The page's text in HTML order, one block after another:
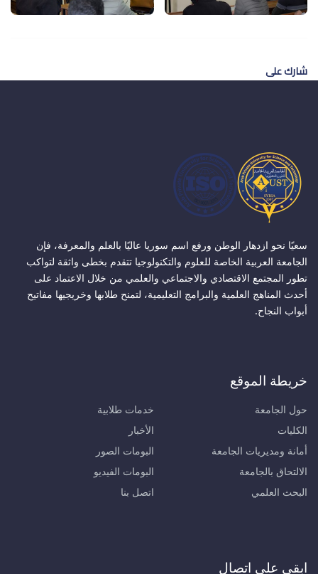
شارك على
سعيًا نحو ازدهار الوطن ورفع اسم سوريا عاليًا بالعلم والمعرفة، فإن
الجامعة العربية الخاصة للعلوم والتكنولوجيا تتقدم بخطى واثقة لتواكب
تطور المجتمع الاقتصادي والاجتماعي والعلمي من خلال الاعتماد على
أحدث المناهج العلمية والبرامج التعليمية، لتمنح طلابها وخريجيها مفاتيح
أبواب النجاح.
خريطة الموقع
حول الجامعة
الكليات
أمانة ومديريات الجامعة
الالتحاق بالجامعة
البحث العلمي
خدمات طلابية
الأخبار
البومات الصور
البومات الفيديو
اتصل بنا
ابقى على اتصال